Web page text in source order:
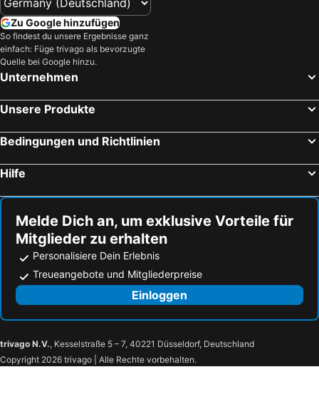
Zu Google hinzufügen
So findest du unsere Ergebnisse ganz
einfach: Füge trivago als bevorzugte
Quelle bei Google hinzu.
Unternehmen
Unsere Produkte
Bedingungen und Richtlinien
Hilfe
Melde Dich an, um exklusive Vorteile für
Mitglieder zu erhalten
Personalisiere Dein Erlebnis
Treueangebote und Mitgliederpreise
Einloggen
trivago N.V., Kesselstraße 5 – 7, 40221 Düsseldorf, Deutschland
Copyright 2026 trivago | Alle Rechte vorbehalten.